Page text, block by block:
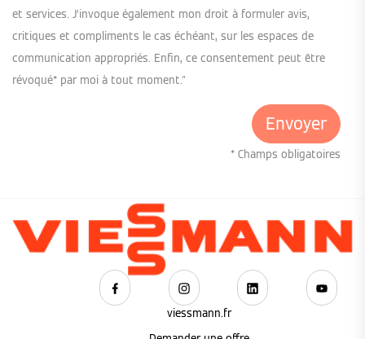
et services. J’invoque également mon droit à formuler avis,
critiques et compliments le cas échéant, sur les espaces de
communication appropriés. Enfin, ce consentement peut être
révoqué* par moi à tout moment."
* Champs obligatoires
viessmann.fr